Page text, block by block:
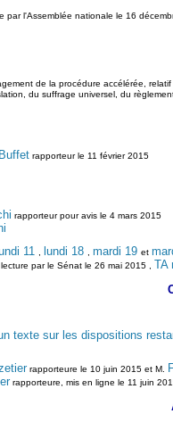
par l'Assemblée nationale le 16
de la procédure accélérée,
du suffrage universel, du
rapporteur le 11 février 2015
rapporteur pour avis le 4 mars 2015
11 lundi 18 mardi 19 et
par le Sénat le 26 mai 2015 , TA
texte sur les dispositions
rapporteure le 10 juin 2015 et M.
rapporteure, mis en ligne le 11 juin